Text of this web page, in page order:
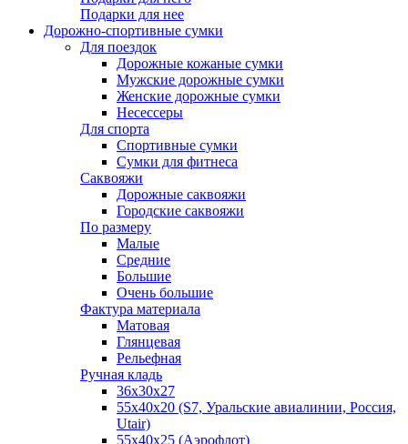
Подарки для нее
Дорожно-спортивные сумки
Для поездок
Дорожные кожаные сумки
Мужские дорожные сумки
Женские дорожные сумки
Несессеры
Для спорта
Спортивные сумки
Сумки для фитнеса
Саквояжи
Дорожные саквояжи
Городские саквояжи
По размеру
Малые
Средние
Большие
Очень большие
Фактура материала
Матовая
Глянцевая
Рельефная
Ручная кладь
36х30x27
55х40х20 (S7, Уральские авиалинии, Россия,
Utair)
55х40х25 (Аэрофлот)